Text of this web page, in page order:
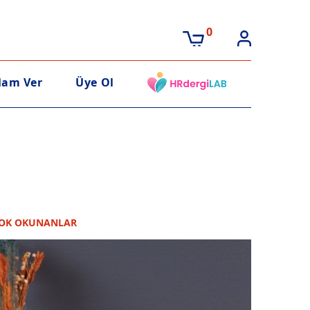
0
Ver Üye Ol
OKUNANLAR